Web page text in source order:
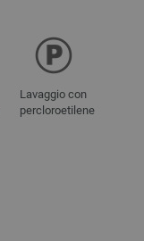
Lavaggio con
percloroetilene